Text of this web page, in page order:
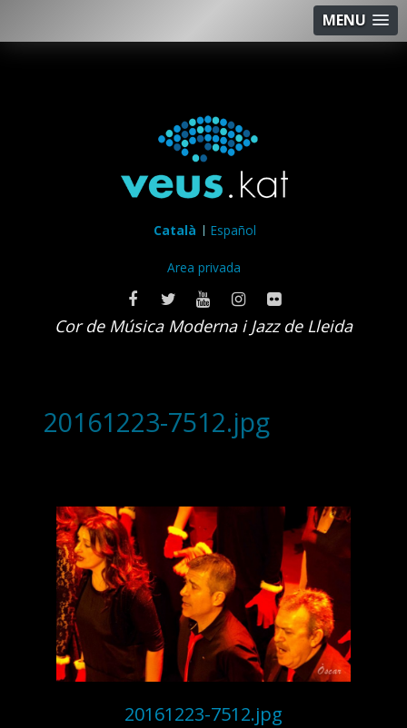
MENU
Català Español
Area privada
Cor de Música Moderna i Jazz de Lleida
20161223-7512.jpg
20161223-7512.jpg